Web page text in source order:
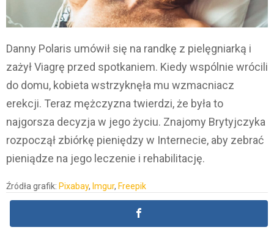
Danny Polaris umówił się na randkę z pielęgniarką i
zażył Viagrę przed spotkaniem. Kiedy wspólnie wrócili
do domu, kobieta wstrzyknęła mu wzmacniacz
erekcji. Teraz mężczyzna twierdzi, że była to
najgorsza decyzja w jego życiu. Znajomy Brytyjczyka
rozpoczął zbiórkę pieniędzy w Internecie, aby zebrać
pieniądze na jego leczenie i rehabilitację.
Źródła grafik: Pixabay, Imgur, Freepik